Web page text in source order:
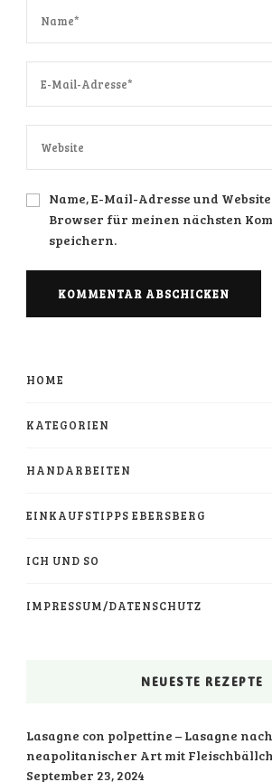
Name, E-Mail-Adresse und
Browser für meinen nächsten
speichern.
HOME
KATEGORIEN
HANDARBEITEN
EINKAUFSTIPPS EBERSBERG
ICH UND SO
IMPRESSUM/DATENSCHUTZ
NEUESTE REZEPTE
Lasagne con polpettine – Lasagne nach
neapolitanischer Art mit
September 23, 2024